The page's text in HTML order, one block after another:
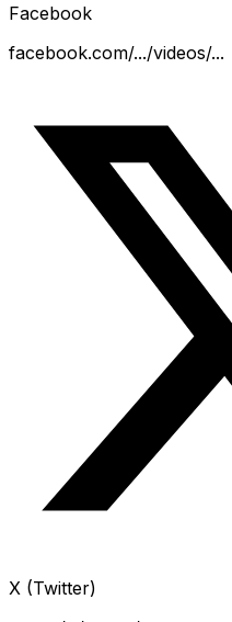
Facebook
facebook.com/.../videos/...
X (Twitter)